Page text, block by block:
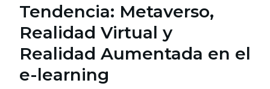
Tendencia: Metaverso,
Realidad Virtual y
Realidad Aumentada en el
e-learning